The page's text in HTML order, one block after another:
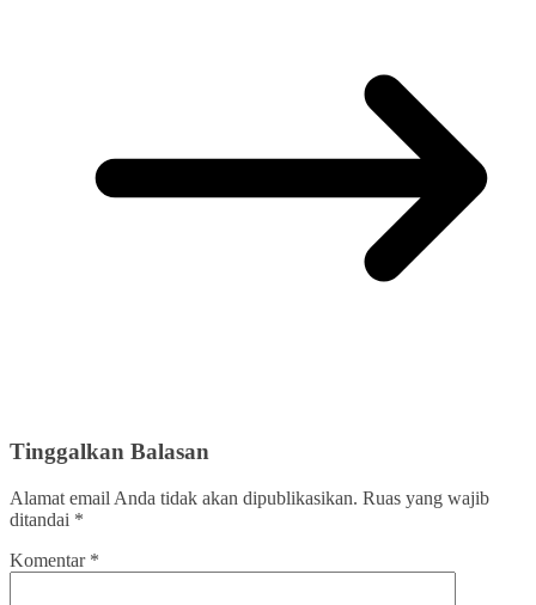
Tinggalkan Balasan
Alamat email Anda tidak akan dipublikasikan. Ruas yang wajib
ditandai *
Komentar *